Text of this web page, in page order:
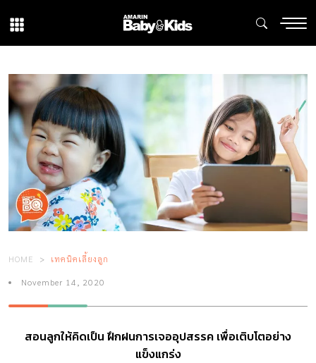
HOME เทคนิคเลี้ยงลูก
November 14, 2020
สอนลูกให้คิดเป็น ฝึกฝนการเจออุปสรรค เพื่อเติบโตอย่าง
แข็งแกร่ง